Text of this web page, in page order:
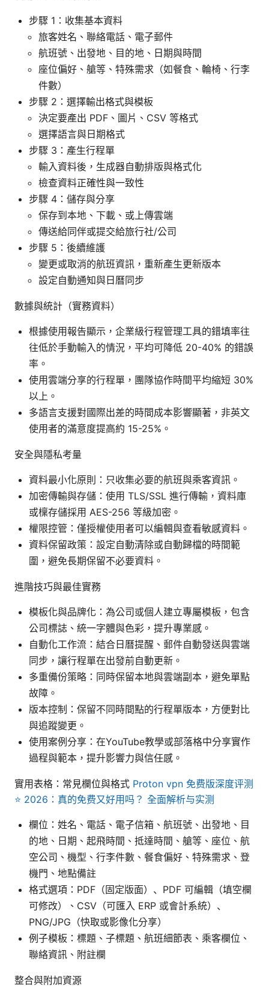
步驟 1：收集基本資料
旅客姓名、聯絡電話、電子郵件
航班號、出發地、目的地、日期與時間
座位偏好、艙等、特殊需求（如餐食、輪椅、行李
件數）
步驟 2：選擇輸出格式與模板
決定要產出 PDF、圖片、CSV 等格式
選擇語言與日期格式
步驟 3：產生行程單
輸入資料後，生成器自動排版與格式化
檢查資料正確性與一致性
步驟 4：儲存與分享
保存到本地、下載、或上傳雲端
傳送給同伴或提交給旅行社/公司
步驟 5：後續維護
變更或取消的航班資訊，重新產生更新版本
設定自動通知與日曆同步
數據與統計（實務資料）
根據使用報告顯示，企業級行程管理工具的錯填率往
往低於手動輸入的情況，平均可降低 20-40% 的錯誤
率。
使用雲端分享的行程單，團隊協作時間平均縮短 30%
以上。
多語言支援對國際出差的時間成本影響顯著，非英文
使用者的滿意度提高約 15-25%。
安全與隱私考量
資料最小化原則：只收集必要的航班與乘客資訊。
加密傳輸與存儲：使用 TLS/SSL 進行傳輸，資料庫
或檁存儲採用 AES-256 等級加密。
權限控管：僅授權使用者可以編輯與查看敏感資料。
資料保留政策：設定自動清除或自動歸檔的時間範
圍，避免長期保留不必要資料。
進階技巧與最佳實務
模板化與品牌化：為公司或個人建立專屬模板，包含
公司標誌、統一字體與色彩，提升專業感。
自動化工作流：結合日曆提醒、郵件自動發送與雲端
同步，讓行程單在出發前自動更新。
多重備份策略：同時保留本地與雲端副本，避免單點
故障。
版本控制：保留不同時間點的行程單版本，方便對比
與追蹤變更。
使用案例分享：在YouTube教學或部落格中分享實作
過程與範本，提升影響力與信任感。
實用表格：常見欄位與格式 Proton vpn 免费版深度评测
⭐ 2026：真的免费又好用吗？ 全面解析与实测
欄位：姓名、電話、電子信箱、航班號、出發地、目
的地、日期、起飛時間、抵達時間、艙等、座位、航
空公司、機型、行李件數、餐食偏好、特殊需求、登
機門、地點備註
格式選項：PDF（固定版面）、PDF 可編輯（填空欄
可修改）、CSV（可匯入 ERP 或會計系統）、
PNG/JPG（快取或影像化分享）
例子模板：標題、子標題、航班細節表、乘客欄位、
聯絡資訊、附註欄
整合與附加資源